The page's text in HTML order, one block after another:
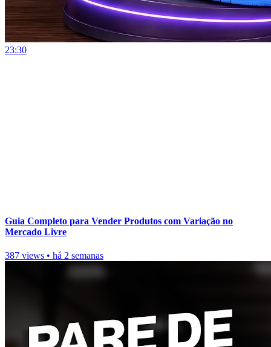
23:30
Guia Completo para Vender Produtos com Variação no
Mercado Livre
387 views • há 2 semanas